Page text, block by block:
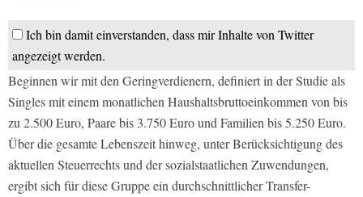
Ich bin damit einverstanden, dass mir Inhalte von Twitter
angezeigt werden.
Beginnen wir mit den Geringverdienern, definiert in der Studie als
Singles mit einem monatlichen Haushaltsbruttoeinkommen von bis
zu 2.500 Euro, Paare bis 3.750 Euro und Familien bis 5.250 Euro.
Über die gesamte Lebenszeit hinweg, unter Berücksichtigung des
aktuellen Steuerrechts und der sozialstaatlichen Zuwendungen,
ergibt sich für diese Gruppe ein durchschnittlicher Transfer-